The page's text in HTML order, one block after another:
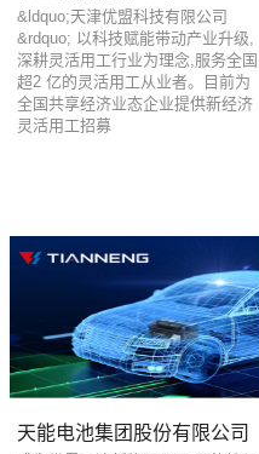
&ldquo;天津优盟科技有限公司
&rdquo; 以科技赋能带动产业升级,
深耕灵活用工行业为理念,服务全国
超2 亿的灵活用工从业者。目前为
全国共享经济业态企业提供新经济
灵活用工招募
天能电池集团股份有限公司